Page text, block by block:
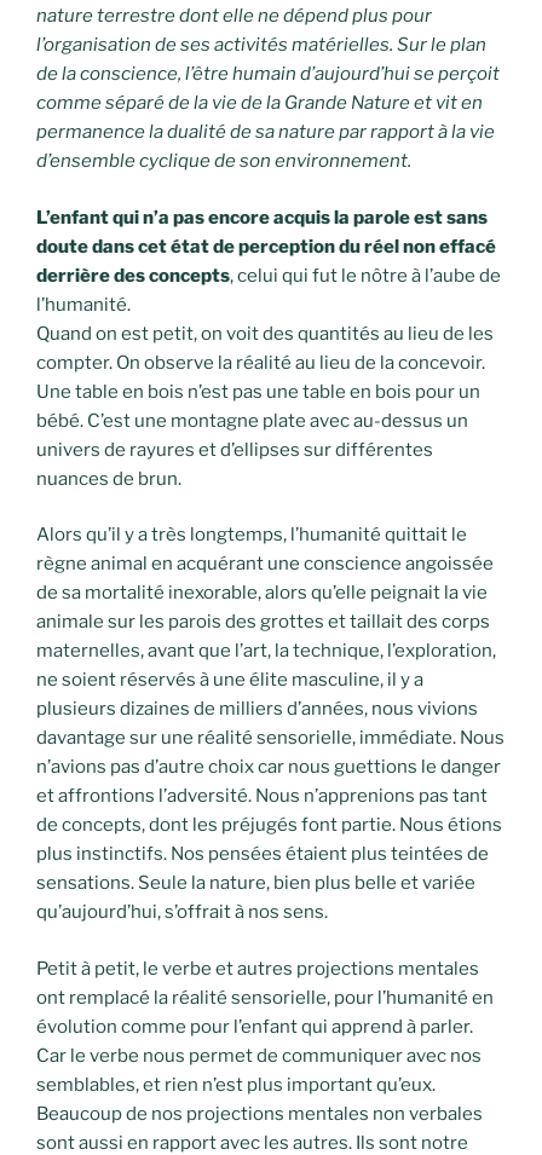
nature terrestre dont elle ne dépend plus pour
l’organisation de ses activités matérielles. Sur le plan
de la conscience, l’être humain d’aujourd’hui se perçoit
comme séparé de la vie de la Grande Nature et vit en
permanence la dualité de sa nature par rapport à la vie
d’ensemble cyclique de son environnement.
L’enfant qui n’a pas encore acquis la parole est sans
doute dans cet état de perception du réel non effacé
derrière des concepts, celui qui fut le nôtre à l’aube de
l’humanité.
Quand on est petit, on voit des quantités au lieu de les
compter. On observe la réalité au lieu de la concevoir.
Une table en bois n’est pas une table en bois pour un
bébé. C’est une montagne plate avec au-dessus un
univers de rayures et d’ellipses sur différentes
nuances de brun.
Alors qu’il y a très longtemps, l’humanité quittait le
règne animal en acquérant une conscience angoissée
de sa mortalité inexorable, alors qu’elle peignait la vie
animale sur les parois des grottes et taillait des corps
maternelles, avant que l’art, la technique, l’exploration,
ne soient réservés à une élite masculine, il y a
plusieurs dizaines de milliers d’années, nous vivions
davantage sur une réalité sensorielle, immédiate. Nous
n’avions pas d’autre choix car nous guettions le danger
et affrontions l’adversité. Nous n’apprenions pas tant
de concepts, dont les préjugés font partie. Nous étions
plus instinctifs. Nos pensées étaient plus teintées de
sensations. Seule la nature, bien plus belle et variée
qu’aujourd’hui, s’offrait à nos sens.
Petit à petit, le verbe et autres projections mentales
ont remplacé la réalité sensorielle, pour l’humanité en
évolution comme pour l’enfant qui apprend à parler.
Car le verbe nous permet de communiquer avec nos
semblables, et rien n’est plus important qu’eux.
Beaucoup de nos projections mentales non verbales
sont aussi en rapport avec les autres. Ils sont notre